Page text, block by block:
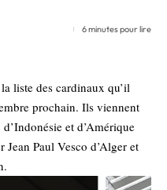
6 minutes pour lire
liste des cardinaux qu’il
prochain. Ils viennent
et d’Amérique
Paul Vesco d’Alger et